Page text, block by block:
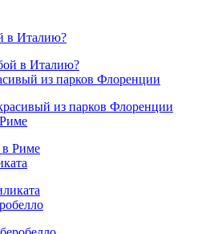
в Италию?
из парков Флоренции